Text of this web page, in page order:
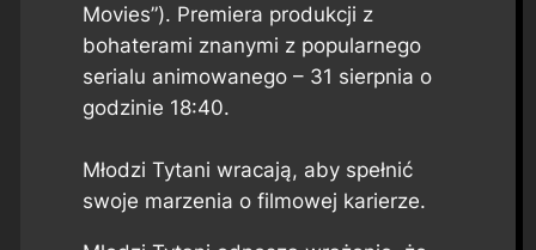
Movies”). Premiera produkcji z
bohaterami znanymi z popularnego
serialu animowanego – 31 sierpnia o
godzinie 18:40.
Młodzi Tytani wracają, aby spełnić
swoje marzenia o filmowej karierze.